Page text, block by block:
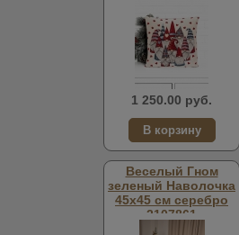
1 250.00 руб.
Веселый Гном
зеленый Наволочка
45х45 см серебро
2107861